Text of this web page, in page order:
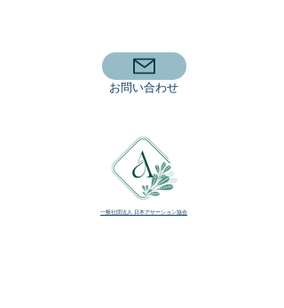
​お問い合わせ
​一般社団法人 日本アサーション協会